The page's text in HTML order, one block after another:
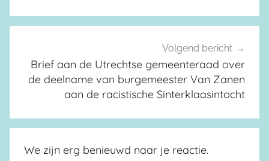
Volgend bericht
Brief aan de Utrechtse gemeenteraad over
de deelname van burgemeester Van Zanen
aan de racistische Sinterklaasintocht
We zijn erg benieuwd naar je reactie.